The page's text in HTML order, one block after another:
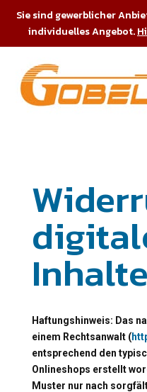
Sie sind gewerblicher
individuelles Angebot.
Inhalte
Haftungshinweis: Das
einem Rechtsanwalt (
entsprechend den
Onlineshops erstellt
Muster nur nach